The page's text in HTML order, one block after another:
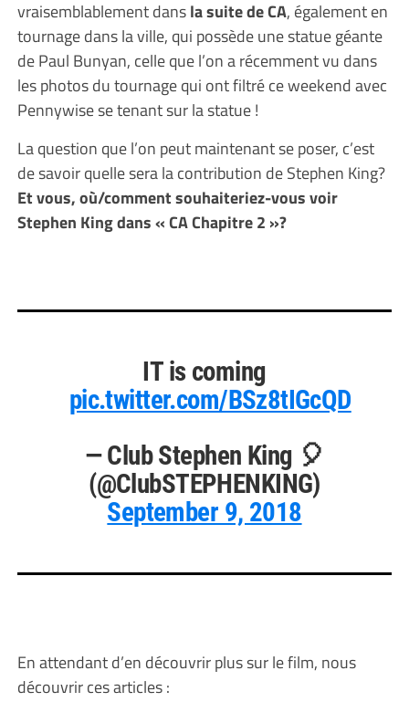
vraisemblablement dansla suite de CA, également en
tournage dans la ville, qui possède une statue géante
de Paul Bunyan, celle que l’on a récemment vu dans
les photos du tournage qui ont filtré ce weekend avec
Pennywise se tenant sur la statue !
La question que l’on peut maintenant se poser, c’est
de savoir quelle sera la contribution de Stephen King?
Et vous, où/comment souhaiteriez-vous voir
Stephen King dans « CA Chapitre 2 »?
IT is coming
pic.twitter.com/BSz8tIGcQD
— Club Stephen King 🎈
(@ClubSTEPHENKING)
September 9, 2018
En attendant d’en découvrir plus sur le film, nous
découvrir ces articles :